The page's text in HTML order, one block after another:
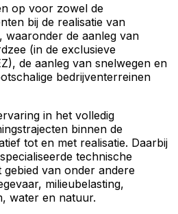
op voor zowel de
bij de realisatie van
waaronder de aanleg van
(in de exclusieve
de aanleg van snelwegen en
bedrijventerreinen
in het volledig
binnen de
tot en met realisatie. Daarbij
technische
van onder andere
milieubelasting,
water en natuur.